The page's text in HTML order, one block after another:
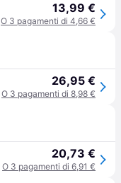
13,99 €
O 3 pagamenti di 4,66 €
26,95 €
O 3 pagamenti di 8,98 €
20,73 €
O 3 pagamenti di 6,91 €